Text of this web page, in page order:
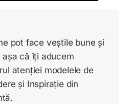
pot face veștile bune și
că îți aducem
atenției modelele de
și Inspirație din